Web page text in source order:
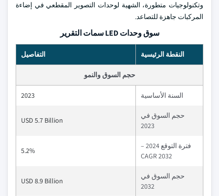
وتكنولوجيات متطورة، الشهية لوحدات التصوير المقطعي في إضاءة
المركبات جاهزة للتصاعد.
سوق وحدات LED سمات التقرير
النقطة الرئيسية التفاصيل
حجم السوق والنمو
السنة الأساسية 2023
حجم السوق في
2023
USD 5.7 Billion
فترة التوقع 2024 –
2032 CAGR
5.2%
حجم السوق في
2032
USD 8.9 Billion